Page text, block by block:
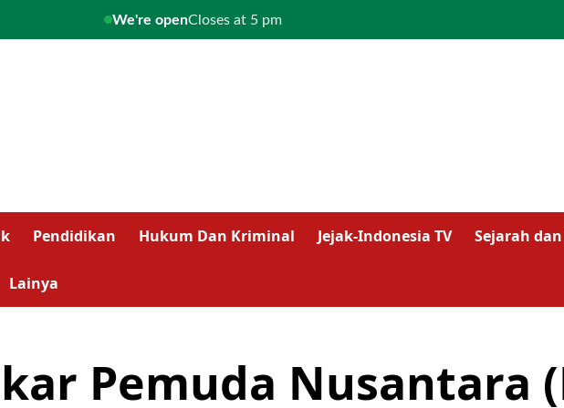
We're openCloses at 5 pm
Pendidikan Hukum Dan Kriminal Jejak-Indonesia TV Sejarah
Lainya
Pemuda Nusantara